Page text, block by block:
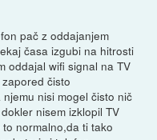
pač z oddajanjem
časa izgubi na hitrosti
oddajal wifi signal na TV
čisto
nisi mogel čisto nič
nisem izklopil TV
normalno,da ti tako